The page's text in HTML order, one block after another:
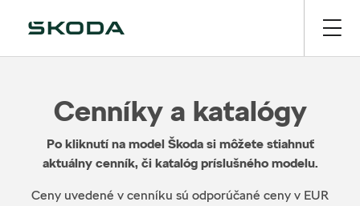
Cenníky a katalógy
Po kliknutí na model Škoda si môžete stiahnuť
aktuálny cenník, či katalóg príslušného modelu.
Ceny uvedené v cenníku sú odporúčané ceny v EUR